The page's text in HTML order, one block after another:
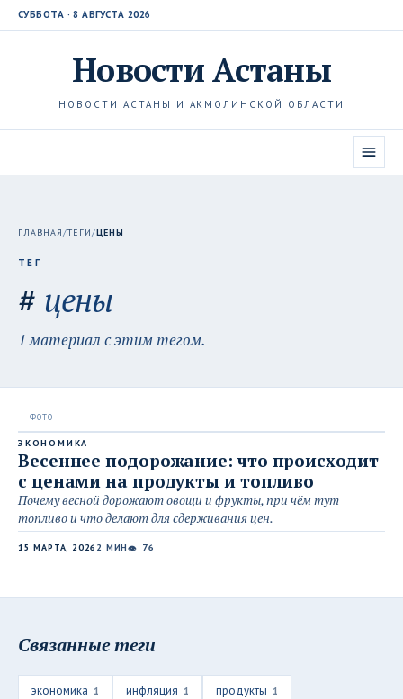
СУББОТА · 8 АВГУСТА 2026
НовостиАстаны
НОВОСТИ АСТАНЫ И АКМОЛИНСКОЙ ОБЛАСТИ
ГЛАВНАЯ/ТЕГИ/ЦЕНЫ
ТЕГ
# цены
1 материал с этим тегом.
ЭКОНОМИКА
Весеннее подорожание: что происходит
с ценами на продукты и топливо
Почему весной дорожают овощи и фрукты, при чём тут
топливо и что делают для сдерживания цен.
15 МАРТА, 2026 2 МИН👁 76
Связанные теги
экономика 1 инфляция 1 продукты 1